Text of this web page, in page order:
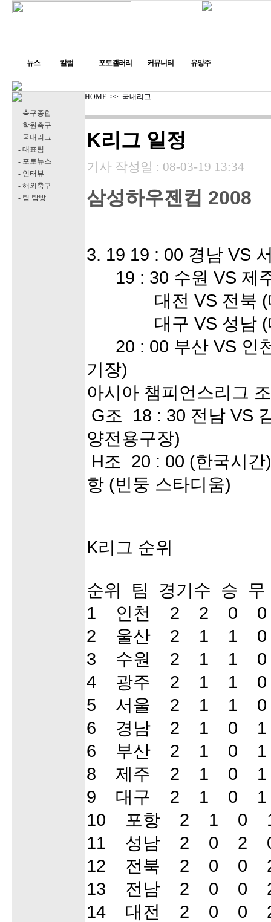
뉴스 칼럼 포토갤러리 커뮤니티 유망주
- 축구종합
- 학원축구
- 국내리그
- 대표팀
- 포토뉴스
- 인터뷰
- 해외축구
- 팀 탐방
HOME >> 국내리그
K리그 일정
기사 작성일 : 08-03-19 13:34
삼성하우젠컵 2008
3. 19 19 : 00 경남 VS
19 : 30 수원 VS 제
대전 VS 전북 (대
대구 VS 성남 (대
20 : 00 부산 VS 인
기장)
아시아 챔피언스리그
G조 18 : 30 전남 VS
양전용구장)
H조 20 : 00 (한국시
항 (빈둥 스타디움)
K리그 순위
순위 팀 경기수 승
1 인천 2 2 0
2 울산 2 1 1
3 수원 2 1 1
4 광주 2 1 1
5 서울 2 1 1
6 경남 2 1 0
6 부산 2 1 0
8 제주 2 1 0
9 대구 2 1 0 1
10 포항 2 1 0
11 성남 2 0 2
12 전북 2 0 0
13 전남 2 0 0
14 대전 2 0 0